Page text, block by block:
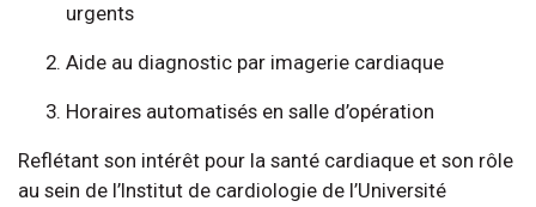
urgents
Aide au diagnostic par imagerie cardiaque
Horaires automatisés en salle d’opération
Reflétant son intérêt pour la santé cardiaque et son rôle
au sein de l’Institut de cardiologie de l’Université